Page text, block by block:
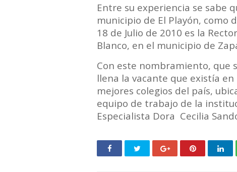
Entre su experiencia se sabe
municipio de El Playón, como
18 de Julio de 2010 es la
Blanco, en el municipio de
Con este nombramiento, que
llena la vacante que existía
mejores colegios del país,
equipo de trabajo de la
Especialista Dora Cecilia